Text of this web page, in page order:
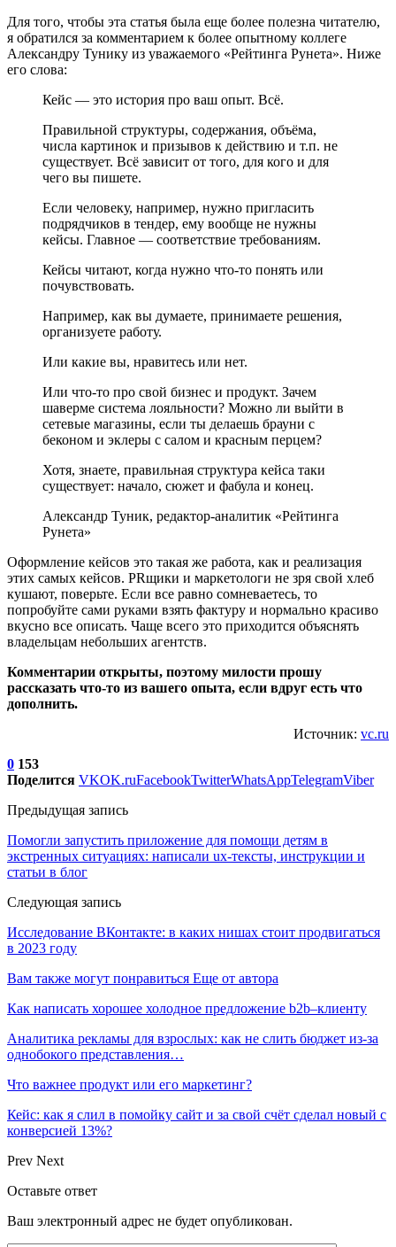
Для того, чтобы эта статья была еще более полезна читателю,
я обратился за комментарием к более опытному коллеге
Александру Тунику из уважаемого «Рейтинга Рунета». Ниже
его слова:
Кейс — это история про ваш опыт. Всё.
Правильной структуры, содержания, объёма,
числа картинок и призывов к действию и т.п. не
существует. Всё зависит от того, для кого и для
чего вы пишете.
Если человеку, например, нужно пригласить
подрядчиков в тендер, ему вообще не нужны
кейсы. Главное — соответствие требованиям.
Кейсы читают, когда нужно что-то понять или
почувствовать.
Например, как вы думаете, принимаете решения,
организуете работу.
Или какие вы, нравитесь или нет.
Или что-то про свой бизнес и продукт. Зачем
шаверме система лояльности? Можно ли выйти в
сетевые магазины, если ты делаешь брауни с
беконом и эклеры с салом и красным перцем?
Хотя, знаете, правильная структура кейса таки
существует: начало, сюжет и фабула и конец.
Александр Туник, редактор-аналитик «Рейтинга
Рунета»
Оформление кейсов это такая же работа, как и реализация
этих самых кейсов. PRщики и маркетологи не зря свой хлеб
кушают, поверьте. Если все равно сомневаетесь, то
попробуйте сами руками взять фактуру и нормально красиво
вкусно все описать. Чаще всего это приходится объяснять
владельцам небольших агентств.
Комментарии открыты, поэтому милости прошу
рассказать что-то из вашего опыта, если вдруг есть что
дополнить.
Источник: vc.ru
0 153
Поделится VKOK.ruFacebookTwitterWhatsAppTelegramViber
Предыдущая запись
Помогли запустить приложение для помощи детям в
экстренных ситуациях: написали ux-тексты, инструкции и
статьи в блог
Следующая запись
Исследование ВКонтакте: в каких нишах стоит продвигаться
в 2023 году
Вам также могут понравиться Еще от автора
Как написать хорошее холодное предложение b2b–клиенту
Аналитика рекламы для взрослых: как не слить бюджет из-за
однобокого представления…
Что важнее продукт или его маркетинг?
Кейс: как я слил в помойку сайт и за свой счёт сделал новый с
конверсией 13%?
Prev Next
Оставьте ответ
Ваш электронный адрес не будет опубликован.